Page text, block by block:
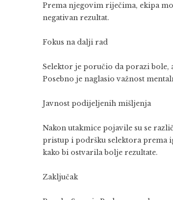
Prema njegovim riječima, ekipa
negativan rezultat.
Fokus na dalji rad
Selektor je poručio da porazi bole,
Posebno je naglasio važnost
Javnost podijeljenih mišljenja
Nakon utakmice pojavile su se
pristup i podršku selektora prema
kako bi ostvarila bolje rezultate.
Zaključak